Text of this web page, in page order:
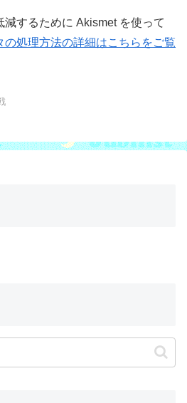
減するために Akismet を使って
の処理方法の詳細はこちらをご覧